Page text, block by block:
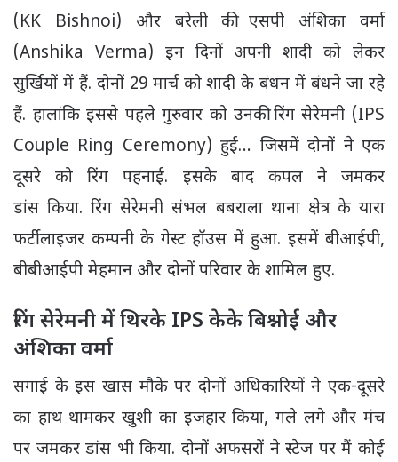
(KK Bishnoi) और बरेली की एसपी अंशिका वर्मा
(Anshika Verma) इन दिनों अपनी शादी को लेकर
सुर्खियों में हैं. दोनों 29 मार्च को शादी के बंधन में बंधने जा रहे
हैं. हालांकि इससे पहले गुरुवार को उनकी रिंग सेरेमनी (IPS
Couple Ring Ceremony) हुई… जिसमें दोनों ने एक
दूसरे को रिंग पहनाई. इसके बाद कपल ने जमकर
डांस किया. रिंग सेरेमनी संभल बबराला थाना क्षेत्र के यारा
फर्टीलाइजर कम्पनी के गेस्ट हॉउस में हुआ. इसमें बीआईपी,
बीबीआईपी मेहमान और दोनों परिवार के शामिल हुए.
रिंग सेरेमनी में थिरके IPS केके बिश्नोई और
अंशिका वर्मा
सगाई के इस खास मौके पर दोनों अधिकारियों ने एक-दूसरे
का हाथ थामकर खुशी का इजहार किया, गले लगे और मंच
पर जमकर डांस भी किया. दोनों अफसरों ने स्टेज पर मैं कोई